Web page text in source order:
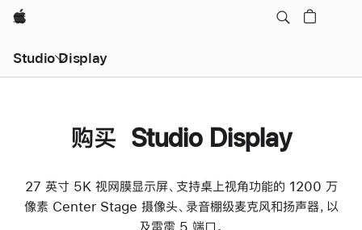
Apple
Studio Display
购买 Studio Display
27 英寸 5K 视网膜显示屏、支持桌上视角功能的 1200 万
像素 Center Stage 摄像头、录音棚级麦克风和扬声器，以
及雷雳 5 端口。